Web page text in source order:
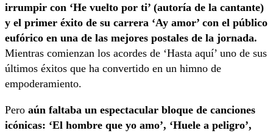
irrumpir con ‘He vuelto por ti’ (autoría de la cantante)
y el primer éxito de su carrera ‘Ay amor’ con el público
eufórico en una de las mejores postales de la jornada.
Mientras comienzan los acordes de ‘Hasta aquí’ uno de sus
últimos éxitos que ha convertido en un himno de
empoderamiento.
Pero aún faltaba un espectacular bloque de canciones
icónicas: ‘El hombre que yo amo’, ‘Huele a peligro’,